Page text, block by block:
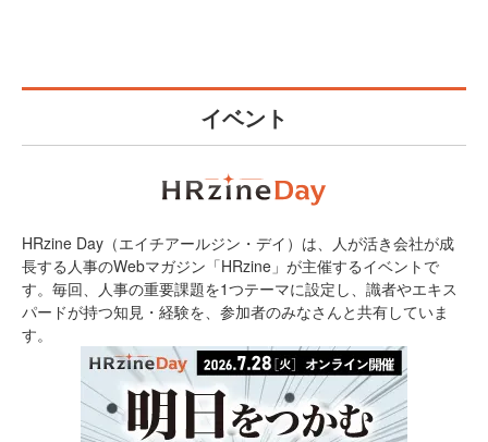
イベント
HRzine Day（エイチアールジン・デイ）は、人が活き会社が成
長する人事のWebマガジン「HRzine」が主催するイベントで
す。毎回、人事の重要課題を1つテーマに設定し、識者やエキス
パードが持つ知見・経験を、参加者のみなさんと共有していま
す。